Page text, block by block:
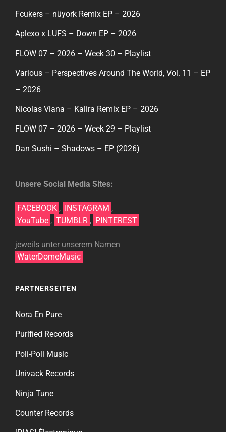
Fcukers – nüyork Remix EP – 2026
Aplexo x LUFS – Down EP – 2026
FLOW 07 – 2026 – Week 30 – Playlist
Various – Perspectives Around The World, Vol. 11 – EP
– 2026
Nicolas Viana – Kalira Remix EP – 2026
FLOW 07 – 2026 – Week 29 – Playlist
Dan Sushi – Shadows – EP (2026)
Unsere Social Media Sites:
FACEBOOK , INSTAGRAM ,
YouTube , TUMBLR , PINTEREST
jeweils unter unserem Namen
WaterDomeMusic
PARTNERSEITEN
Nora En Pure
Purified Records
Poli-Poli Music
Univack Records
Ninja Tune
Counter Records